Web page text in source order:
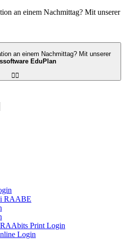
an einem Nachmittag? Mit unserer
an einem Nachmittag? Mit unserer
EduPlan

RAABE
Print Login
Login